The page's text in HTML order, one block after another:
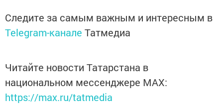
Следите за самым важным и интересным в
Telegram-канале Татмедиа
Читайте новости Татарстана в
национальном мессенджере MАХ:
https://max.ru/tatmedia